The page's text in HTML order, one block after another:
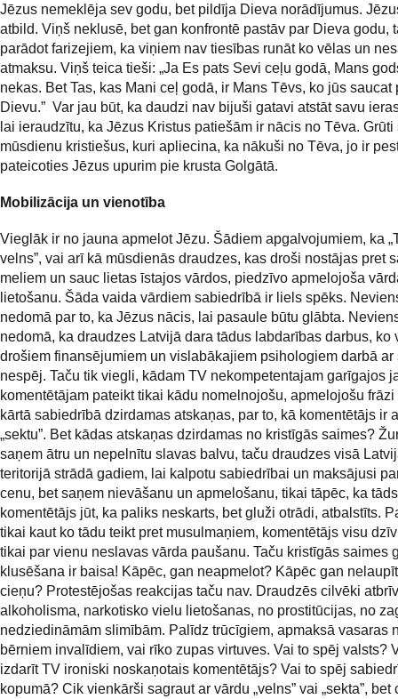
Jēzus nemeklēja sev godu, bet pildīja Dieva norādījumus.
atbild. Viņš neklusē, bet gan konfrontē pastāv par Dieva godu,
parādot farizejiem, ka viņiem nav tiesības runāt ko vēlas un
atmaksu. Viņš teica tieši: „Ja Es pats Sevi ceļu godā, Mans
nekas. Bet Tas, kas Mani ceļ godā, ir Mans Tēvs, ko jūs saucat
Dievu.” Var jau būt, ka daudzi nav bijuši gatavi atstāt savu
lai ieraudzītu, ka Jēzus Kristus patiešām ir nācis no Tēva. Grūti
mūsdienu kristiešus, kuri apliecina, ka nākuši no Tēva, jo ir
pateicoties Jēzus upurim pie krusta Golgātā.
Mobilizācija un vienotība
Vieglāk ir no jauna apmelot Jēzu. Šādiem apgalvojumiem, ka
velns”, vai arī kā mūsdienās draudzes, kas droši nostājas pret
meliem un sauc lietas īstajos vārdos, piedzīvo apmelojoša
lietošanu. Šāda vaida vārdiem sabiedrībā ir liels spēks.
nedomā par to, ka Jēzus nācis, lai pasaule būtu glābta.
nedomā, ka draudzes Latvijā dara tādus labdarības darbus, ko
drošiem finansējumiem un vislabākajiem psihologiem darbā ar
nespēj. Taču tik viegli, kādam TV nekompetentajam garīgajos
komentētājam pateikt tikai kādu nomelnojošu, apmelojošu
kārtā sabiedrībā dzirdamas atskaņas, par to, kā komentētājs ir
„sektu”. Bet kādas atskaņas dzirdamas no kristīgās saimes?
saņem ātru un nepelnītu slavas balvu, taču draudzes visā
teritorijā strādā gadiem, lai kalpotu sabiedrībai un maksājusi
cenu, bet saņem nievāšanu un apmelošanu, tikai tāpēc, ka tāds
komentētājs jūt, ka paliks neskarts, bet gluži otrādi, atbalstīts.
tikai kaut ko tādu teikt pret musulmaņiem, komentētājs visu
tikai par vienu neslavas vārda paušanu. Taču kristīgās saimes
klusēšana ir baisa! Kāpēc, gan neapmelot? Kāpēc gan
cieņu? Protestējošas reakcijas taču nav. Draudzēs cilvēki
alkoholisma, narkotisko vielu lietošanas, no prostitūcijas, no
nedziedināmām slimībām. Palīdz trūcīgiem, apmaksā vasaras
bērniem invalīdiem, vai rīko zupas virtuves. Vai to spēj valsts?
izdarīt TV ironiski noskaņotais komentētājs? Vai to spēj
kopumā? Cik vienkārši sagraut ar vārdu „velns” vai „sekta”, bet